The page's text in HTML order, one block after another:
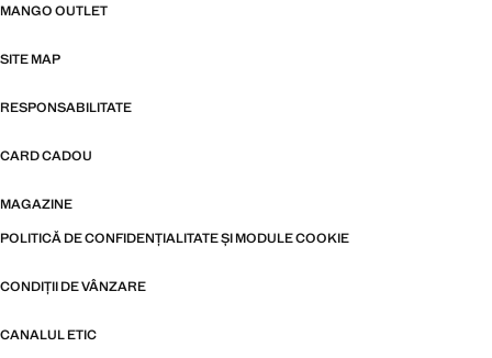
MANGO OUTLET
SITE MAP
RESPONSABILITATE
CARD CADOU
MAGAZINE
POLITICĂ DE CONFIDENȚIALITATE ȘI MODULE COOKIE
CONDIȚII DE VÂNZARE
CANALUL ETIC